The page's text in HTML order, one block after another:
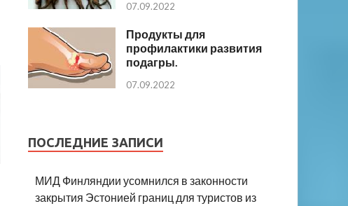
07.09.2022
Продукты для
профилактики развития
подагры.
07.09.2022
ПОСЛЕДНИЕ ЗАПИСИ
МИД Финляндии усомнился в законности
закрытия Эстонией границ для туристов из